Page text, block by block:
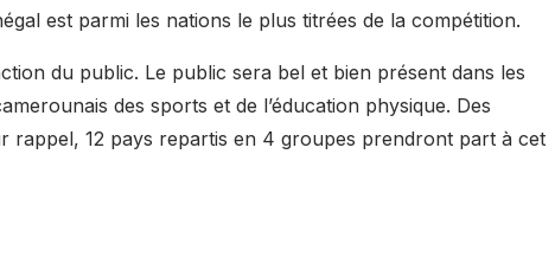
est parmi les nations le plus titrées de la compétition.
du public. Le public sera bel et bien présent dans les
des sports et de l’éducation physique. Des
rappel, 12 pays repartis en 4 groupes prendront part à cet